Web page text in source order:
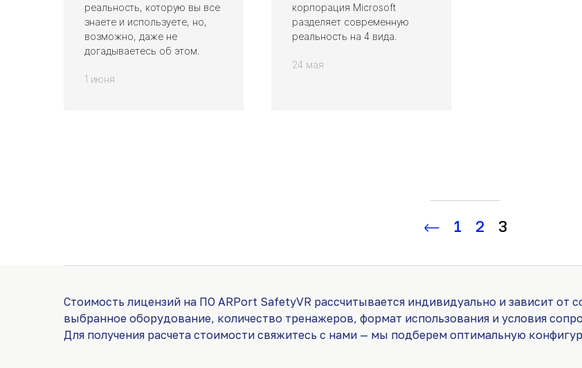
реальность, которую вы все
знаете и используете, но,
возможно, даже не
догадываетесь об этом.
1 июня
корпорация Microsoft
разделяет современную
реальность на 4 вида.
24 мая
1 2 3
Стоимость лицензий на ПО ARPort SafetyVR рассчитывается индивидуально и зависит от
выбранное оборудование, количество тренажеров, формат использования и условия
Для получения расчета стоимости свяжитесь с нами — мы подберем оптимальную